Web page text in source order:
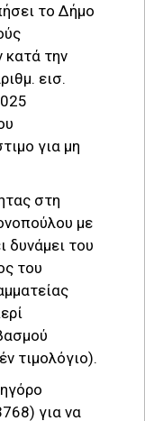
το Δήμο
κατά την
εισ.
για μη
στη
με
του
του
τιμολόγιo).
για να